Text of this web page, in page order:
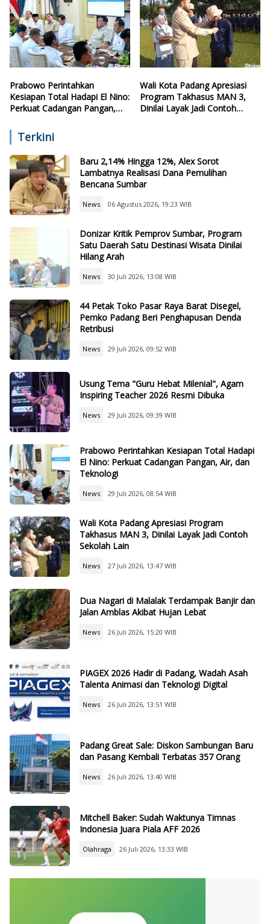
Prabowo Perintahkan
Kesiapan Total Hadapi El Nino:
Perkuat Cadangan Pangan,
Wali Kota Padang Apresiasi
Program Takhasus MAN 3,
Dinilai Layak Jadi Contoh
Terkini
Baru 2,14% Hingga 12%, Alex Sorot
Lambatnya Realisasi Dana Pemulihan
Bencana Sumbar
News 06 Agustus 2026, 19:23 WIB
Donizar Kritik Pemprov Sumbar, Program
Satu Daerah Satu Destinasi Wisata Dinilai
Hilang Arah
News 30 Juli 2026, 13:08 WIB
44 Petak Toko Pasar Raya Barat Disegel,
Pemko Padang Beri Penghapusan Denda
Retribusi
News 29 Juli 2026, 09:52 WIB
Usung Tema "Guru Hebat Milenial", Agam
Inspiring Teacher 2026 Resmi Dibuka
News 29 Juli 2026, 09:39 WIB
Prabowo Perintahkan Kesiapan Total Hadapi
El Nino: Perkuat Cadangan Pangan, Air, dan
Teknologi
News 29 Juli 2026, 08:54 WIB
Wali Kota Padang Apresiasi Program
Takhasus MAN 3, Dinilai Layak Jadi Contoh
Sekolah Lain
News 27 Juli 2026, 13:47 WIB
Dua Nagari di Malalak Terdampak Banjir dan
Jalan Amblas Akibat Hujan Lebat
News 26 Juli 2026, 15:20 WIB
PIAGEX 2026 Hadir di Padang, Wadah Asah
Talenta Animasi dan Teknologi Digital
News 26 Juli 2026, 13:51 WIB
Padang Great Sale: Diskon Sambungan Baru
dan Pasang Kembali Terbatas 357 Orang
News 26 Juli 2026, 13:40 WIB
Mitchell Baker: Sudah Waktunya Timnas
Indonesia Juara Piala AFF 2026
Olahraga 26 Juli 2026, 13:33 WIB